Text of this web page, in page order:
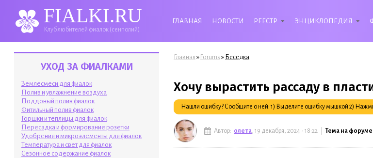
FIALKI.RU
Клуб любителей фиалок (сенполий)
ГЛАВНАЯ НОВОСТИ РЕЕСТР ЭНЦИКЛОПЕДИЯ
УХОД ЗА ФИАЛКАМИ
Землесмеси для фиалок
Полив и увлажнение воздуха
Поддоный полив фиалок
Фитильный полив фиалок
Горшки и теплицы для фиалок
Пересадка и формирование розетки
Удобрения и микроэлементы для фиалок
Температура и свет для фиалок
Сезонное содержание фиалок
Вы здесь
Главная » Forums » Беседка
Хочу вырастить рассаду в
Нашли ошибку? Сообщите о ней: 1) Выделите ошибку мышкой 2)
Автор: олета , 19 декабря, 2024 - 18:22 | Тема на форуме